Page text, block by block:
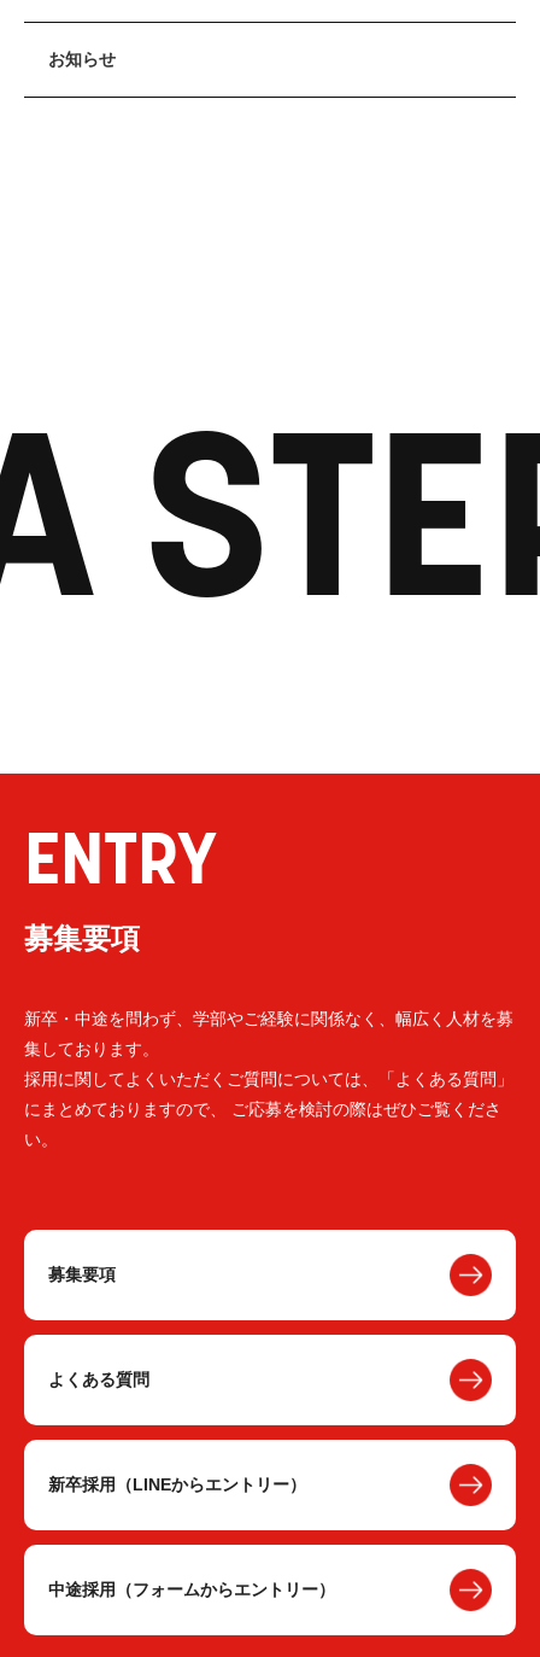
お知らせ
ENTRY
募集要項
新卒・中途を問わず、学部やご経験に関係なく、幅広く人材を募
集しております。
採用に関してよくいただくご質問については、「よくある質問」
にまとめておりますので、 ご応募を検討の際はぜひご覧くださ
い。
募集要項
よくある質問
新卒採用（LINEからエントリー）
中途採用（フォームからエントリー）